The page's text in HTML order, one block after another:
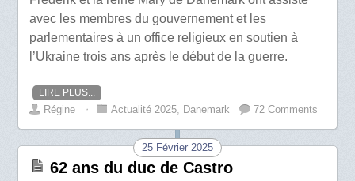
avec les membres du gouvernement et les
parlementaires à un office religieux en soutien à
l’Ukraine trois ans après le début de la guerre.
LIRE PLUS...
Régine ⋅ Actualité 2025 Danemark 72 Comments
25 Février 2025
62 ans du duc de Castro